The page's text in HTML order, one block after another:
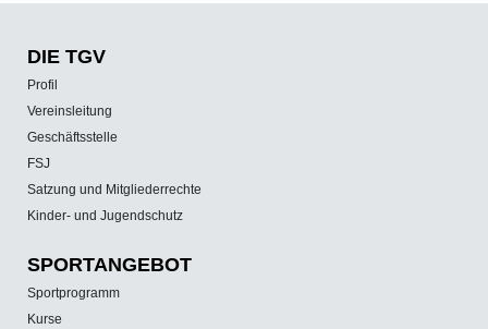
DIE TGV
Profil
Vereinsleitung
Geschäftsstelle
FSJ
Satzung und Mitgliederrechte
Kinder- und Jugendschutz
SPORT­ANGEBOT
Sportprogramm
Kurse